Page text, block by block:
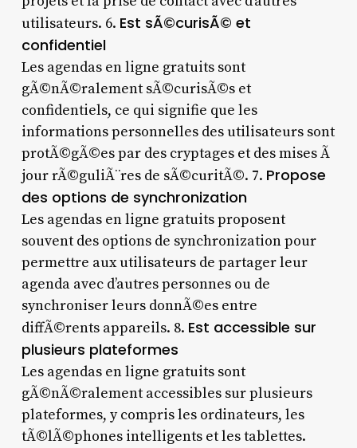
utilisateurs. 6. Est sÃ©curisÃ© et
confidentiel
Les agendas en ligne gratuits sont
gÃ©nÃ©ralement sÃ©curisÃ©s et
confidentiels, ce qui signifie que les
informations personnelles des utilisateurs sont
protÃ©gÃ©es par des cryptages et des mises Ã
jour rÃ©guliÃ¨res de sÃ©curitÃ©. 7. Propose
des options de synchronization
Les agendas en ligne gratuits proposent
souvent des options de synchronization pour
permettre aux utilisateurs de partager leur
agenda avec d’autres personnes ou de
synchroniser leurs donnÃ©es entre
diffÃ©rents appareils. 8. Est accessible sur
plusieurs plateformes
Les agendas en ligne gratuits sont
gÃ©nÃ©ralement accessibles sur plusieurs
plateformes, y compris les ordinateurs, les
tÃ©lÃ©phones intelligents et les tablettes.